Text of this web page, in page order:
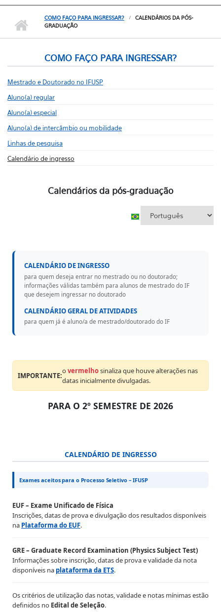
COMO FAÇO PARA INGRESSAR?
CALENDÁRIOS DA PÓS-
GRADUAÇÃO
COMO FAÇO PARA INGRESSAR?
Mestrado e Doutorado no IFUSP
Aluno(a) regular
Aluno(a) especial
Aluno(a) de intercâmbio ou mobilidade
Linhas de pesquisa
Calendário de ingresso
Calendários da pós-graduação
CALENDÁRIO DE INGRESSO
para quem deseja entrar no mestrado ou no doutorado;
informações válidas também para alunos de mestrado do IF
que desejem ingressar no doutorado
CALENDÁRIO GERAL DE ATIVIDADES
para quem já é aluno/a de mestrado/doutorado do IF
IMPORTANTE:
overmelhosinaliza que houve alterações nas
datas inicialmente divulgadas.
PARA O 2º SEMESTRE DE 2026
CALENDÁRIO DE INGRESSO
Exames aceitos para o Processo Seletivo – IFUSP
EUF – Exame Unificado de Física
Inscrições, datas de prova e divulgação dos resultados disponíveis
na Plataforma do EUF.
GRE – Graduate Record Examination (Physics Subject Test)
Informações sobre inscrição, datas de prova e validade da nota
disponíveis na plataforma da ETS.
Os critérios de utilização das notas, validade e notas mínimas estão
definidos no Edital de Seleção.